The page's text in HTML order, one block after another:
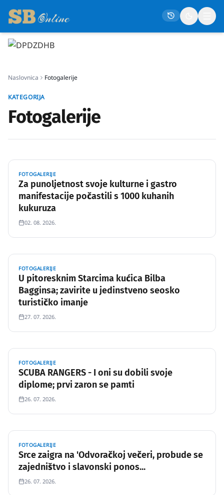
Društvo
Politika
Gospodarstvo
Sport
Kultura
Osmrtnice
Naslovnica Fotogalerije
KATEGORIJA
Fotogalerije
FOTOGALERIJE
Za punoljetnost svoje kulturne i gastro
manifestacije počastili s 1000 kuhanih
kukuruza
02. 08. 2026.
FOTOGALERIJE
U pitoresknim Starcima kućica Bilba
Bagginsa; zavirite u jedinstveno seosko
turističko imanje
27. 07. 2026.
FOTOGALERIJE
SCUBA RANGERS - I oni su dobili svoje
diplome; prvi zaron se pamti
26. 07. 2026.
FOTOGALERIJE
Srce zaigra na 'Odvoračkoj večeri, probude se
zajedništvo i slavonski ponos...
26. 07. 2026.